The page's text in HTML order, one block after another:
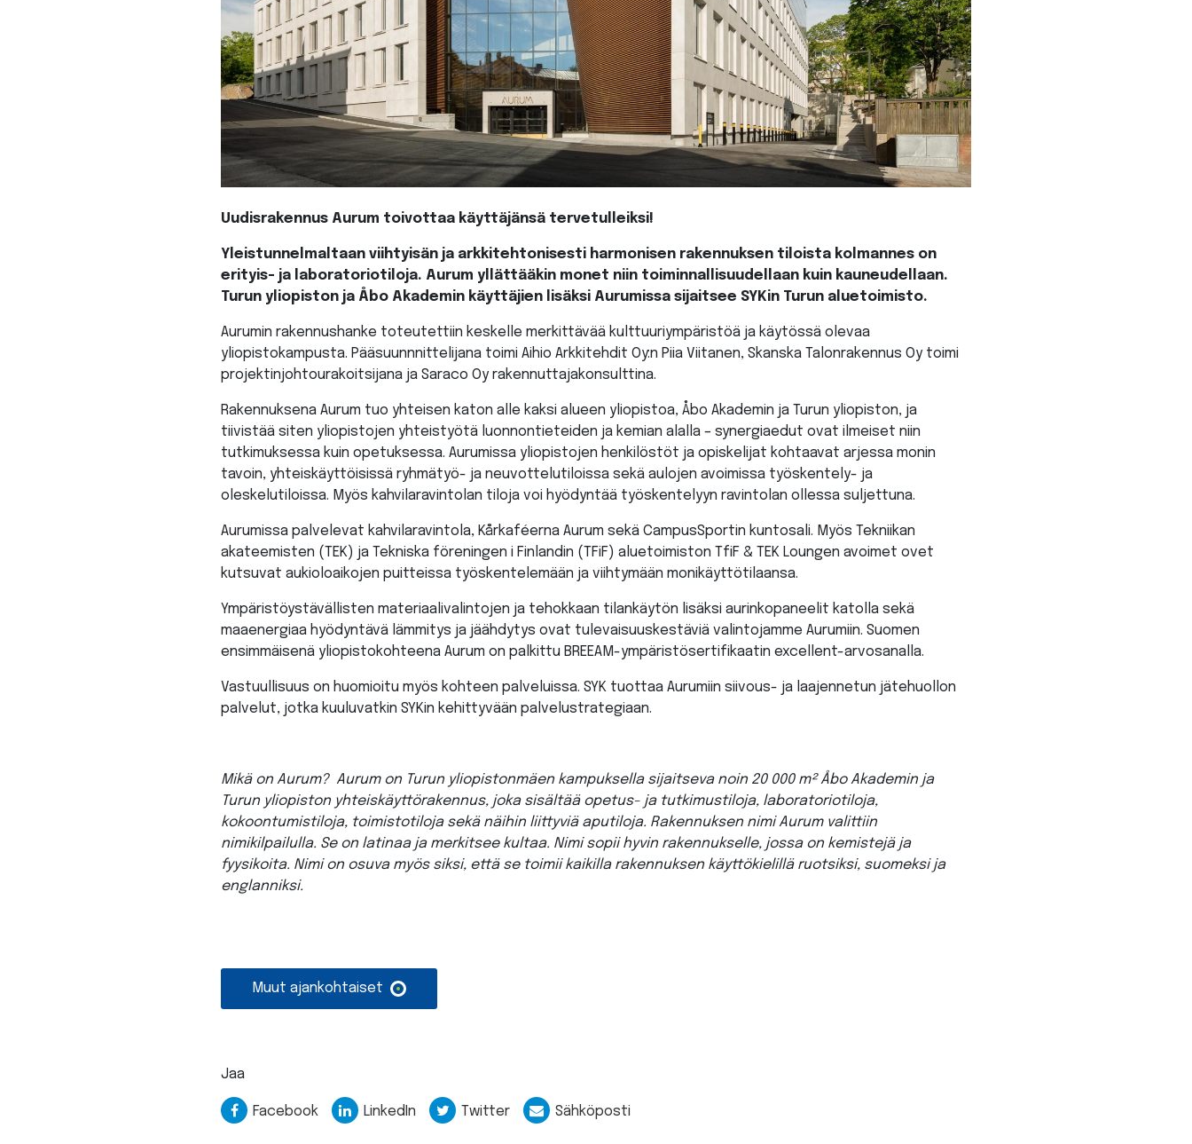
Uudisrakennus Aurum toivottaa käyttäjänsä tervetulleiksi!
Yleistunnelmaltaan viihtyisän ja arkkitehtonisesti harmonisen rakennuksen tiloista kolmannes on
erityis- ja laboratoriotiloja. Aurum yllättääkin monet niin toiminnallisuudellaan kuin kauneudellaan.
Turun yliopiston ja Åbo Akademin käyttäjien lisäksi Aurumissa sijaitsee SYKin Turun aluetoimisto.
Aurumin rakennushanke toteutettiin keskelle merkittävää kulttuuriympäristöä ja käytössä olevaa
yliopistokampusta. Pääsuunnnittelijana toimi Aihio Arkkitehdit Oy:n Piia Viitanen, Skanska Talonrakennus Oy toimi
projektinjohtourakoitsijana ja Saraco Oy rakennuttajakonsulttina.
Rakennuksena Aurum tuo yhteisen katon alle kaksi alueen yliopistoa, Åbo Akademin ja Turun yliopiston, ja
tiivistää siten yliopistojen yhteistyötä luonnontieteiden ja kemian alalla – synergiaedut ovat ilmeiset niin
tutkimuksessa kuin opetuksessa. Aurumissa yliopistojen henkilöstöt ja opiskelijat kohtaavat arjessa monin
tavoin, yhteiskäyttöisissä ryhmätyö- ja neuvottelutiloissa sekä aulojen avoimissa työskentely- ja
oleskelutiloissa. Myös kahvilaravintolan tiloja voi hyödyntää työskentelyyn ravintolan ollessa suljettuna.
Aurumissa palvelevat kahvilaravintola, Kårkaféerna Aurum sekä CampusSportin kuntosali. Myös Tekniikan
akateemisten (TEK) ja Tekniska föreningen i Finlandin (TFiF) aluetoimiston TfiF & TEK Loungen avoimet ovet
kutsuvat aukioloaikojen puitteissa työskentelemään ja viihtymään monikäyttötilaansa.
Ympäristöystävällisten materiaalivalintojen ja tehokkaan tilankäytön lisäksi aurinkopaneelit katolla sekä
maaenergiaa hyödyntävä lämmitys ja jäähdytys ovat tulevaisuuskestäviä valintojamme Aurumiin. Suomen
ensimmäisenä yliopistokohteena Aurum on palkittu BREEAM-ympäristösertifikaatin excellent-arvosanalla.
Vastuullisuus on huomioitu myös kohteen palveluissa. SYK tuottaa Aurumiin siivous- ja laajennetun jätehuollon
palvelut, jotka kuuluvatkin SYKin kehittyvään palvelustrategiaan.
Mikä on Aurum? Aurum on Turun yliopistonmäen kampuksella sijaitseva noin 20 000 m² Åbo Akademin ja
Turun yliopiston yhteiskäyttörakennus, joka sisältää opetus- ja tutkimustiloja, laboratoriotiloja,
kokoontumistiloja, toimistotiloja sekä näihin liittyviä aputiloja. Rakennuksen nimi Aurum valittiin
nimikilpailulla. Se on latinaa ja merkitsee kultaa. Nimi sopii hyvin rakennukselle, jossa on kemistejä ja
fyysikoita. Nimi on osuva myös siksi, että se toimii kaikilla rakennuksen käyttökielillä ruotsiksi, suomeksi ja
englanniksi.
Muut ajankohtaiset
Jaa
Facebook LinkedIn Twitter Sähköposti